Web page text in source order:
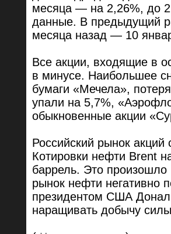
месяца — на 2,26%, до
данные. В предыдущий
месяца назад — 10
Все акции, входящие в
в минусе. Наибольшее
бумаги «Мечела»,
упали на 5,7%,
обыкновенные акции
Российский рынок
Котировки нефти Brent
баррель. Это
рынок нефти негативно
президентом США
наращивать добычу